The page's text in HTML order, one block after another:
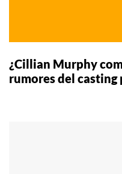
¿Cillian Murphy
rumores del